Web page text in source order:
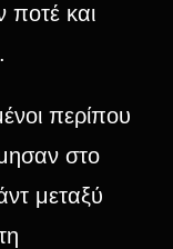
ποτέ και
περίπου
στο
μεταξύ